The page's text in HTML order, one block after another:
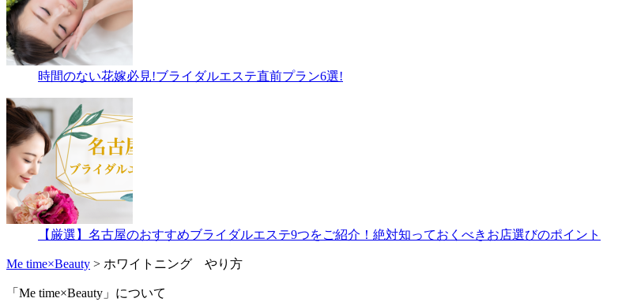
時間のない花嫁必見!ブライダルエステ直前プラン6選!
【厳選】名古屋のおすすめブライダルエステ9つをご紹介！絶対知っておくべきお店選びのポイント
Me time×Beauty > ホワイトニング やり方
「Me time×Beauty」について